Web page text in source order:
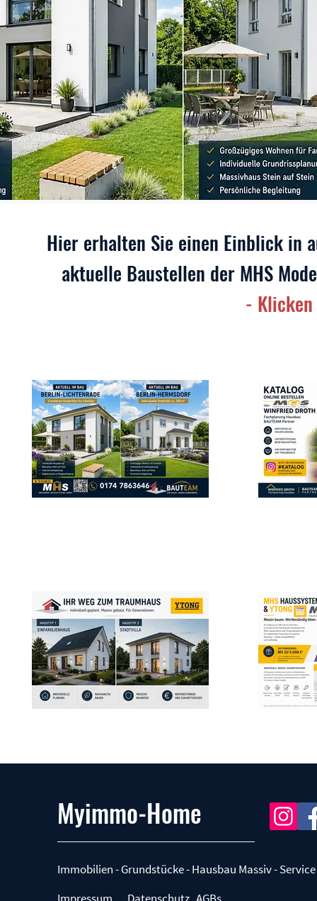
Hier erhalten Sie einen Einblick in
aktuelle Baustellen der MHS
-
Myimmo-Home
Immobilien - Grundstücke - Hausbau Massiv - Service